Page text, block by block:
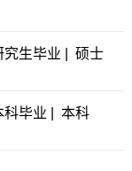
究生毕业 | 硕士
科毕业 | 本科